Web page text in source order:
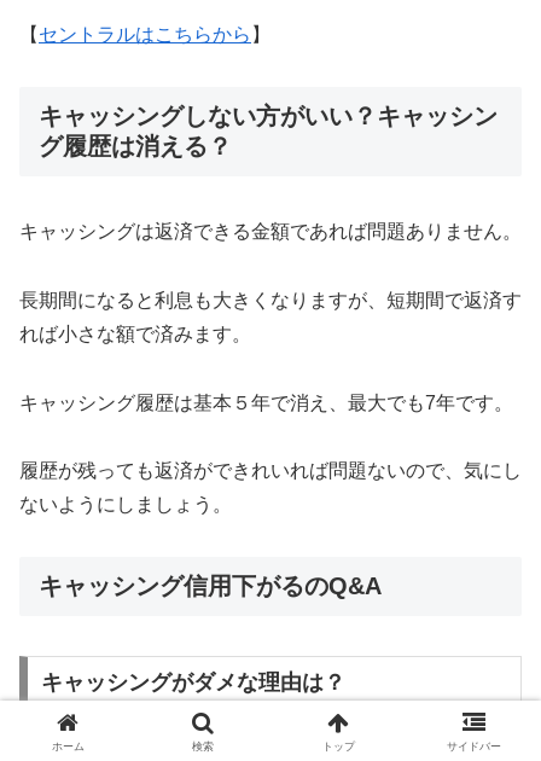
【 セントラルはこちらから 】
キャッシングしない方がいい？キャッシン
グ履歴は消える？
キャッシングは返済できる金額であれば問題ありません。
長期間になると利息も大きくなりますが、短期間で返済す
れば小さな額で済みます。
キャッシング履歴は基本５年で消え、最大でも7年です。
履歴が残っても返済ができれいれば問題ないので、気にし
ないようにしましょう。
キャッシング信用下がるのQ&A
キャッシングがダメな理由は？
ホーム 検索 トップ サイドバー